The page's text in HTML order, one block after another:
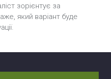
зорієнтує за
який варіант буде